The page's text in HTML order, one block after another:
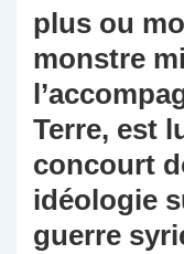
plus ou
monstre
Terre, est
concourt
idéologie
guerre